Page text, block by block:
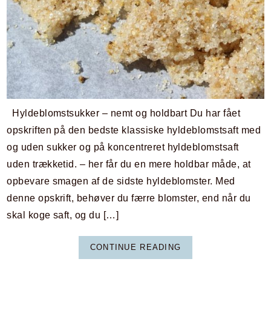
Hyldeblomstsukker – nemt og holdbart Du har fået
opskriften på den bedste klassiske hyldeblomstsaft med
og uden sukker og på koncentreret hyldeblomstsaft
uden trækketid. – her får du en mere holdbar måde, at
opbevare smagen af de sidste hyldeblomster. Med
denne opskrift, behøver du færre blomster, end når du
skal koge saft, og du […]
CONTINUE READING